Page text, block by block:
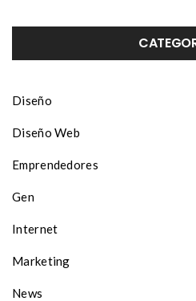
Diseño
Diseño Web
Emprendedores
Gen
Internet
Marketing
News